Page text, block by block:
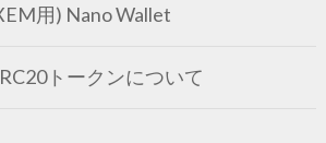
用) Nano Wallet
トークンについて